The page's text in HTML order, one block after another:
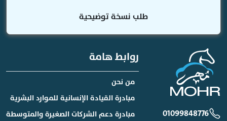
طلب نسخة توضيحية
01099848776
روابط هامة
من نحن
مبادرة القيادة الإنسانية للموارد البشرية
مبادرة دعم الشركات الصغيرة والمتوسطة